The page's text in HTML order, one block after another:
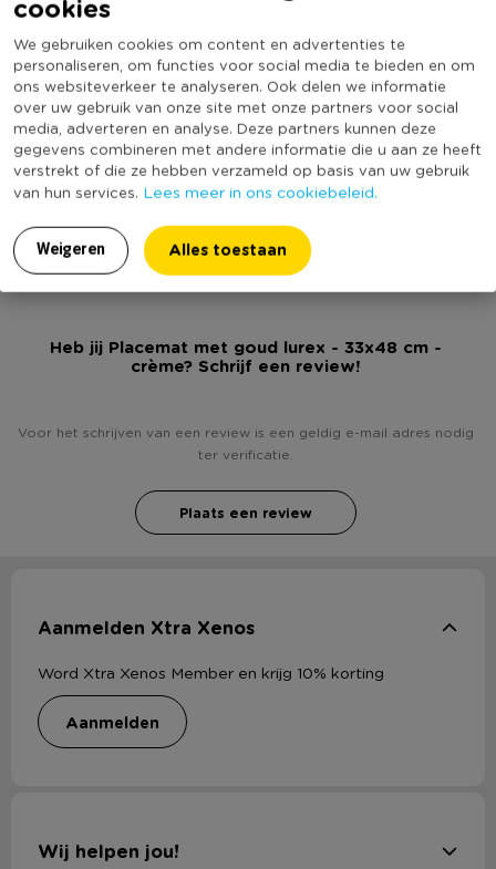
cookies
We gebruiken cookies om content en advertenties te
personaliseren, om functies voor social media te bieden en om
ons websiteverkeer te analyseren. Ook delen we informatie
over uw gebruik van onze site met onze partners voor social
media, adverteren en analyse. Deze partners kunnen deze
gegevens combineren met andere informatie die u aan ze heeft
verstrekt of die ze hebben verzameld op basis van uw gebruik
van hun services. Lees meer in ons cookiebeleid.
Weigeren Alles toestaan
de placemat is per stuk. De placemat kan alleen per 4 stuks
besteld worden. * Feestelijk placemat * Crèmekleurig met
gouden tafelloper * Kan gewassen en gestreken worden *
33x48 cm
Online Only
Materiaal
Katoen
Productbreedte (cm)
48
Kleur
Crème
Minimale bestelhoeveelheid
5
Productlengte (cm)
33
Duurzaamheidsscore
bekend
Heb jij Placemat met goud lurex - 33x48 cm -
crème? Schrijf een review!
Voor het schrijven van een review is een geldig e-mail adres nodig
ter verificatie.
Plaats een review
Aanmelden Xtra Xenos
Word Xtra Xenos Member en krijg 10% korting
aanmelden
Wij helpen jou!